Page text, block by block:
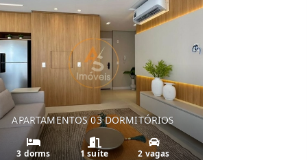
APARTAMENTOS 03 DORMITÓRIOS
3 dorms 1 suíte 2 vagas